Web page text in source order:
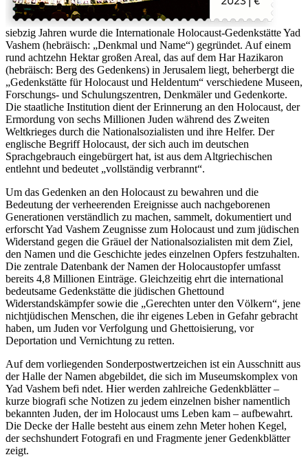
siebzig Jahren wurde die Internationale Holocaust-Gedenkstätte Yad
Vashem (hebräisch: „Denkmal und Name“) gegründet. Auf einem
rund achtzehn Hektar großen Areal, das auf dem Har Hazikaron
(hebräisch: Berg des Gedenkens) in Jerusalem liegt, beherbergt die
„Gedenkstätte für Holocaust und Heldentum“ verschiedene Museen,
Forschungs- und Schulungszentren, Denkmäler und Gedenkorte.
Die staatliche Institution dient der Erinnerung an den Holocaust, der
Ermordung von sechs Millionen Juden während des Zweiten
Weltkrieges durch die Nationalsozialisten und ihre Helfer. Der
englische Begriff Holocaust, der sich auch im deutschen
Sprachgebrauch eingebürgert hat, ist aus dem Altgriechischen
entlehnt und bedeutet „vollständig verbrannt“.
Um das Gedenken an den Holocaust zu bewahren und die
Bedeutung der verheerenden Ereignisse auch nachgeborenen
Generationen verständlich zu machen, sammelt, dokumentiert und
erforscht Yad Vashem Zeugnisse zum Holocaust und zum jüdischen
Widerstand gegen die Gräuel der Nationalsozialisten mit dem Ziel,
den Namen und die Geschichte jedes einzelnen Opfers festzuhalten.
Die zentrale Datenbank der Namen der Holocaustopfer umfasst
bereits 4,8 Millionen Einträge. Gleichzeitig ehrt die international
bedeutsame Gedenkstätte die jüdischen Ghettound
Widerstandskämpfer sowie die „Gerechten unter den Völkern“, jene
nichtjüdischen Menschen, die ihr eigenes Leben in Gefahr gebracht
haben, um Juden vor Verfolgung und Ghettoisierung, vor
Deportation und Vernichtung zu retten.
Auf dem vorliegenden Sonderpostwertzeichen ist ein Ausschnitt aus
der Halle der Namen abgebildet, die sich im Museumskomplex von
Yad Vashem befi ndet. Hier werden zahlreiche Gedenkblätter –
kurze biografi sche Notizen zu jedem einzelnen bisher namentlich
bekannten Juden, der im Holocaust ums Leben kam – aufbewahrt.
Die Decke der Halle besteht aus einem zehn Meter hohen Kegel,
der sechshundert Fotografi en und Fragmente jener Gedenkblätter
zeigt.